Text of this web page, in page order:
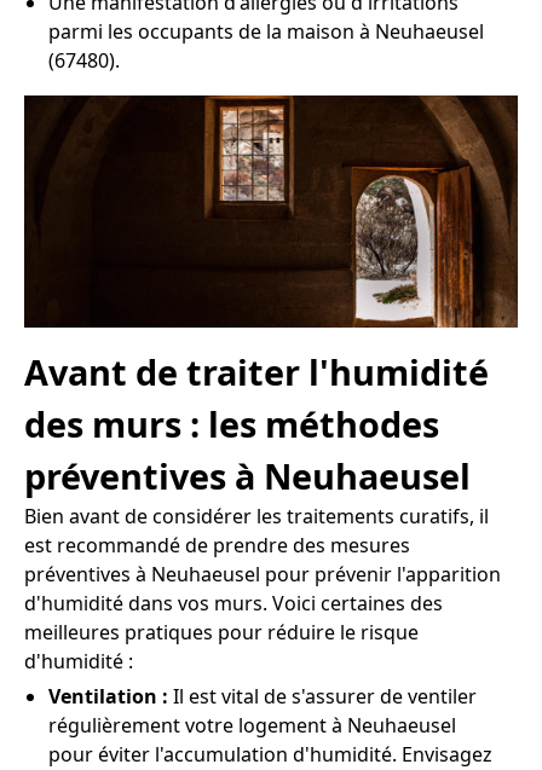
parmi les occupants de la maison à Neuhaeusel
(67480).
Avant de traiter l'humidité
des murs : les méthodes
préventives à Neuhaeusel
Bien avant de considérer les traitements curatifs, il
est recommandé de prendre des mesures
préventives à Neuhaeusel pour prévenir l'apparition
d'humidité dans vos murs. Voici certaines des
meilleures pratiques pour réduire le risque
d'humidité :
Ventilation : Il est vital de s'assurer de ventiler
régulièrement votre logement à Neuhaeusel
pour éviter l'accumulation d'humidité. Envisagez